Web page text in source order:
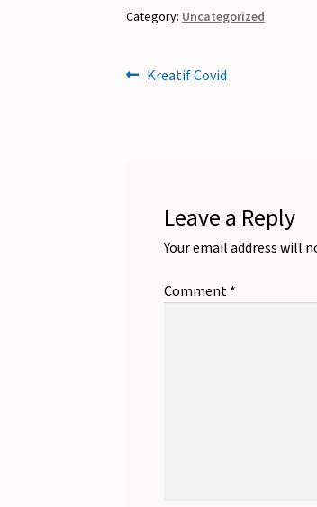
Category: Uncategorized
Post
Previous
Kreatif Covid
Leave a Reply
Your email address will
Comment *